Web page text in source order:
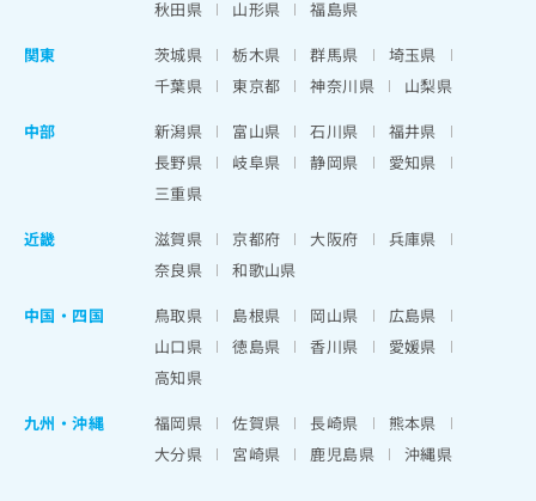
秋田県
山形県
福島県
関東
茨城県 栃木県 群馬県
埼玉県
千葉県
東京都 神奈川県
山梨県
中部
新潟県 富山県 石川県
福井県
長野県
岐阜県 静岡県
愛知県
三重県
近畿
滋賀県 京都府 大阪府
兵庫県
奈良県
和歌山県
中国・四国
鳥取県 島根県 岡山県
広島県
山口県
徳島県 香川県
愛媛県
高知県
九州・沖縄
福岡県 佐賀県 長崎県
熊本県
大分県
宮崎県 鹿児島県 沖縄県